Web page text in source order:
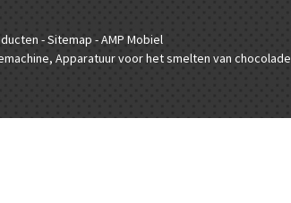
-Sitemap -AMP Mobiel
, Apparatuur voor het smelten van chocolade